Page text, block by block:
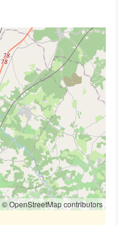
© OpenStreetMap contributors